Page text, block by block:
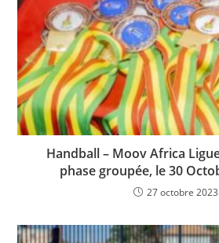
Handball – Moov Africa
phase groupée, le 30
27 octobre 2023